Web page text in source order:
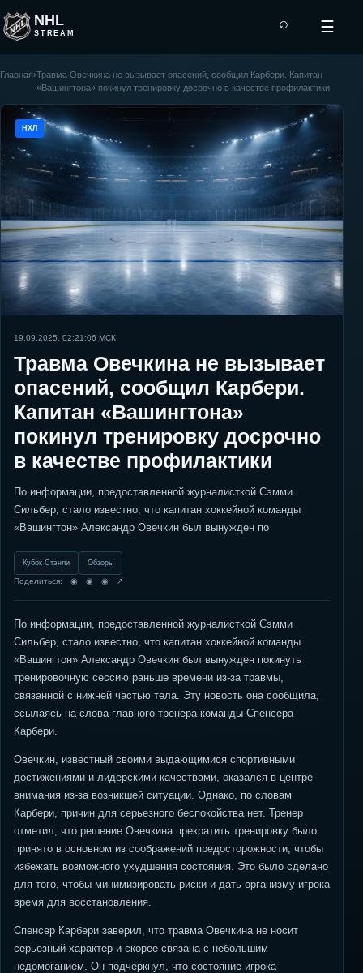
NHL
STREAM
⌕ ☰
Главная›Травма Овечкина не вызывает опасений, сообщил Карбери. Капитан
«Вашингтона» покинул тренировку досрочно в качестве профилактики
НХЛ
19.09.2025, 02:21:06 МСК
Травма Овечкина не вызывает
опасений, сообщил Карбери.
Капитан «Вашингтона»
покинул тренировку досрочно
в качестве профилактики
По информации, предоставленной журналисткой Сэмми
Сильбер, стало известно, что капитан хоккейной команды
«Вашингтон» Александр Овечкин был вынужден по
Кубок Стэнли Обзоры
Поделиться: ◉ ◉ ◉ ↗
По информации, предоставленной журналисткой Сэмми
Сильбер, стало известно, что капитан хоккейной команды
«Вашингтон» Александр Овечкин был вынужден покинуть
тренировочную сессию раньше времени из-за травмы,
связанной с нижней частью тела. Эту новость она сообщила,
ссылаясь на слова главного тренера команды Спенсера
Карбери.
Овечкин, известный своими выдающимися спортивными
достижениями и лидерскими качествами, оказался в центре
внимания из-за возникшей ситуации. Однако, по словам
Карбери, причин для серьезного беспокойства нет. Тренер
отметил, что решение Овечкина прекратить тренировку было
принято в основном из соображений предосторожности, чтобы
избежать возможного ухудшения состояния. Это было сделано
для того, чтобы минимизировать риски и дать организму игрока
время для восстановления.
Спенсер Карбери заверил, что травма Овечкина не носит
серьезный характер и скорее связана с небольшим
недомоганием. Он подчеркнул, что состояние игрока